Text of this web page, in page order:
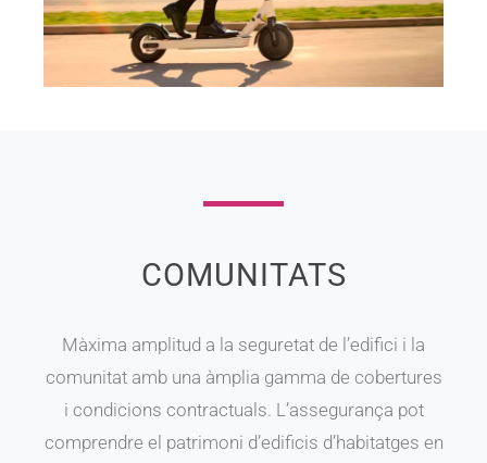
COMUNITATS
Màxima amplitud a la seguretat de l’edifici i la
comunitat amb una àmplia gamma de cobertures
i condicions contractuals. L’assegurança pot
comprendre el patrimoni d’edificis d’habitatges en